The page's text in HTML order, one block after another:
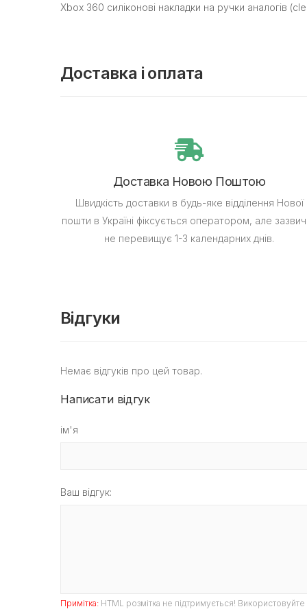
Xbox 360 силіконові накладки на ручки аналогів
Доставка і оплата
Доставка Новою Поштою
Швидкість доставки в будь-яке відділення Нової
пошти в Україні фіксується оператором, але
не перевищує 1-3 календарних днів.
Відгуки
Немає відгуків про цей товар.
Написати відгук
ім'я
Ваш відгук:
Примітка: HTML розмітка не підтримується! Використовуйте